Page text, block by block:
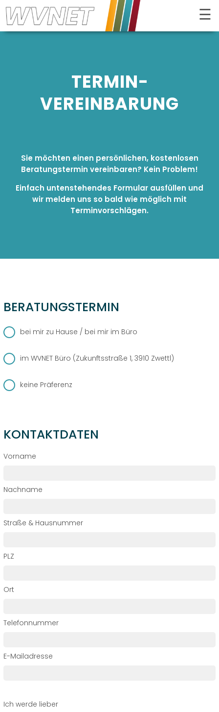
Kontrast
INTERNET
FERNSEHEN
WEBSITE
ONLINESHOP
BUSINESS
eCard
PLUS
SERVER
KUNDENBEREICH
DOWNLOADS
FAQ
LOGIN
TEAM
WIDERRUFSFORMULAR
☰
TERMIN­
VEREINBARUNG
Sie möchten einen persönlichen, kostenlosen
Beratungstermin vereinbaren? Kein Problem!
Einfach untenstehendes Formular ausfüllen und
wir melden uns so bald wie möglich mit
Terminvorschlägen.
BERATUNGSTERMIN
bei mir zu Hause / bei mir im Büro
im WVNET Büro (Zukunftsstraße 1, 3910 Zwettl)
keine Präferenz
KONTAKTDATEN
Vorname
Nachname
Straße & Hausnummer
PLZ
Ort
Telefonnummer
E-Mailadresse
Ich werde lieber